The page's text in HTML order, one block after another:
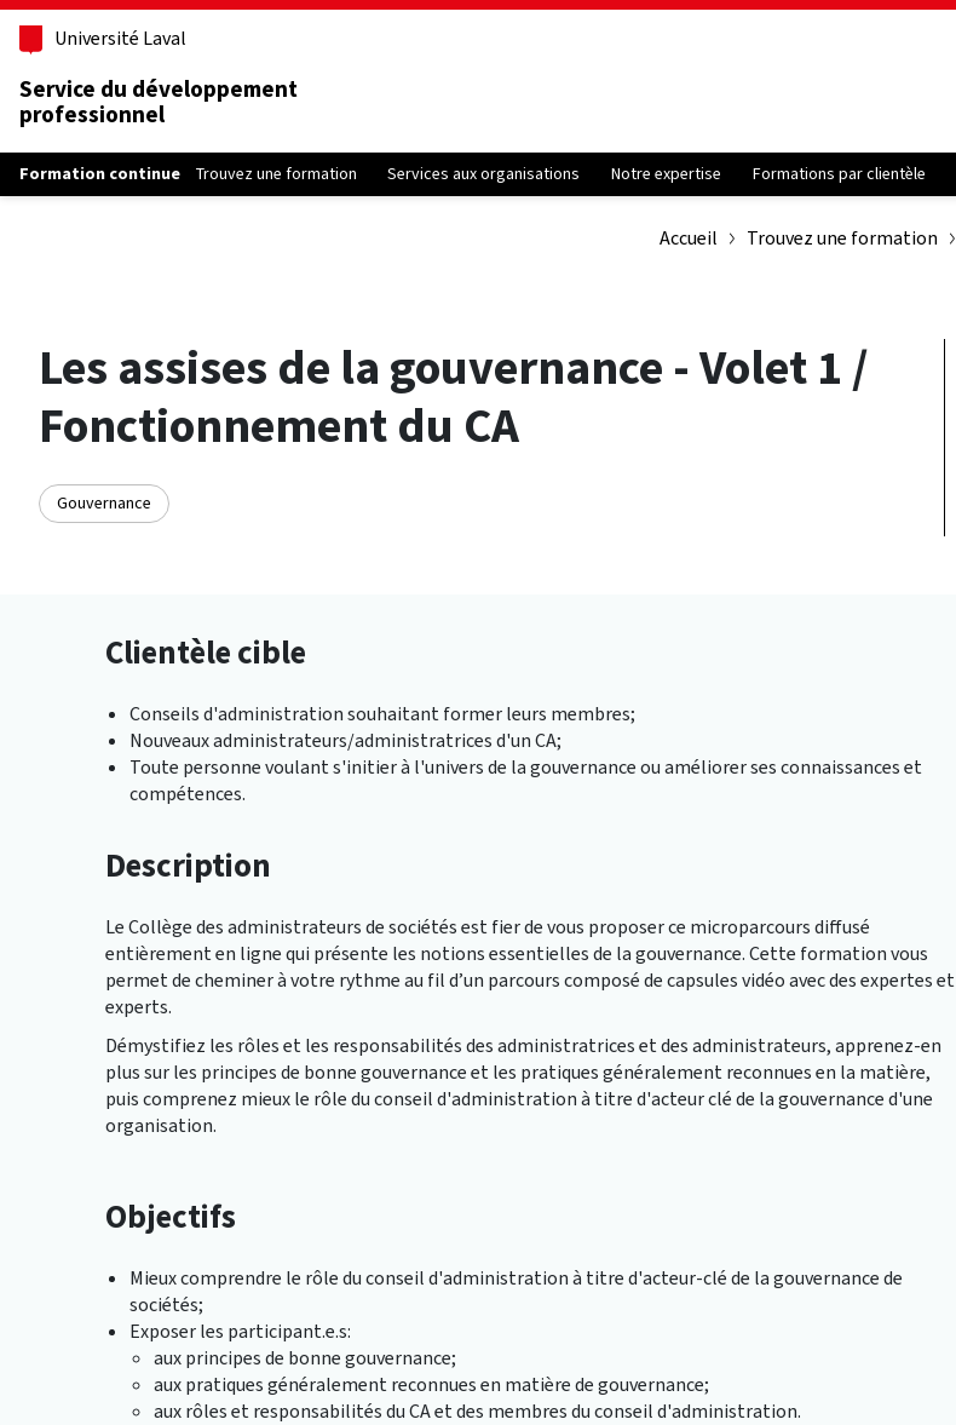
Aller au contenu principal
Université Laval
Service du développement
professionnel
Formation continue Trouvez une formation Services aux organisations Notre expertise Formations par clientèle
Accueil Trouvez une formation
Les assises de la gouvernance - Volet 1 /
Fonctionnement du CA
Gouvernance
Clientèle cible
Conseils d'administration souhaitant former leurs membres;
Nouveaux administrateurs/administratrices d'un CA;
Toute personne voulant s'initier à l'univers de la gouvernance ou améliorer ses connaissances et
compétences.
Description
Le Collège des administrateurs de sociétés est fier de vous proposer ce microparcours diffusé
entièrement en ligne qui présente les notions essentielles de la gouvernance. Cette formation vous
permet de cheminer à votre rythme au fil d’un parcours composé de capsules vidéo avec des expertes et
experts.
Démystifiez les rôles et les responsabilités des administratrices et des administrateurs, apprenez-en
plus sur les principes de bonne gouvernance et les pratiques généralement reconnues en la matière,
puis comprenez mieux le rôle du conseil d'administration à titre d'acteur clé de la gouvernance d'une
organisation.
Objectifs
Mieux comprendre le rôle du conseil d'administration à titre d'acteur-clé de la gouvernance de
sociétés;
Exposer les participant.e.s:
aux principes de bonne gouvernance;
aux pratiques généralement reconnues en matière de gouvernance;
aux rôles et responsabilités du CA et des membres du conseil d'administration.